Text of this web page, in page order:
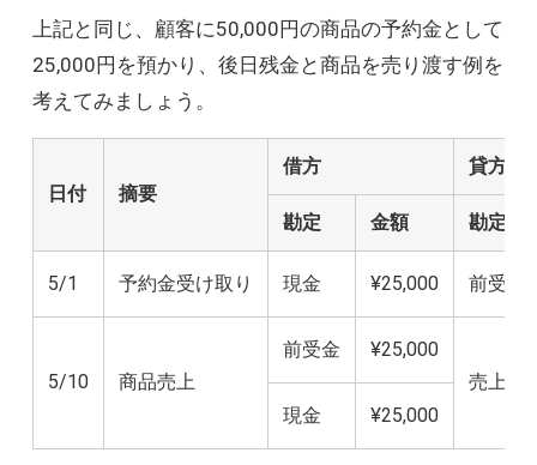
上記と同じ、顧客に50,000円の商品の予約金として
25,000円を預かり、後日残金と商品を売り渡す例を
考えてみましょう。
日付 摘要
借方 貸方
勘定 金額 勘定
5/1 予約金受け取り 現金 ¥25,000 前受金
5/10 商品売上
前受金
¥25,000
売上
現金
¥25,000